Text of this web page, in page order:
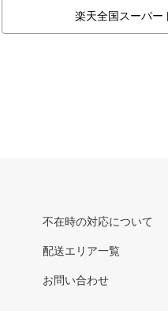
楽天全国スーパー
不在時の対応について
配送エリア一覧
お問い合わせ